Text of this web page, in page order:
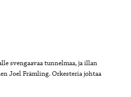
svengaavaa tunnelmaa, ja illan
Joel Främling. Orkesteria johtaa